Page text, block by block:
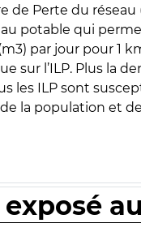
de Perte du
potable qui
par jour pour 1
sur l’ILP. Plus la
les ILP sont
la population et